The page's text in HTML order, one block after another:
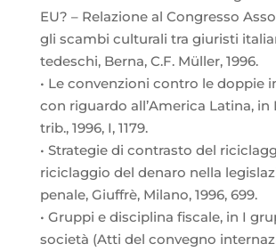
EU? – Relazione al Congresso
gli scambi culturali tra giuristi
tedeschi, Berna, C.F. Müller, 1996.
• Le convenzioni contro le doppie
con riguardo all’America Latina, in
trib., 1996, I, 1179.
• Strategie di contrasto del
riciclaggio del denaro nella
penale, Giuffrè, Milano, 1996, 699.
• Gruppi e disciplina fiscale, in I
società (Atti del convegno